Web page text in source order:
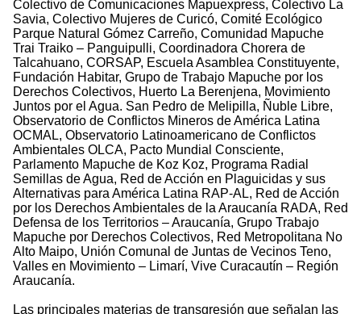
Colectivo de Comunicaciones Mapuexpress, Colectivo La
Savia, Colectivo Mujeres de Curicó, Comité Ecológico
Parque Natural Gómez Carreño, Comunidad Mapuche
Trai Traiko – Panguipulli, Coordinadora Chorera de
Talcahuano, CORSAP, Escuela Asamblea Constituyente,
Fundación Habitar, Grupo de Trabajo Mapuche por los
Derechos Colectivos, Huerto La Berenjena, Movimiento
Juntos por el Agua. San Pedro de Melipilla, Ñuble Libre,
Observatorio de Conflictos Mineros de América Latina
OCMAL, Observatorio Latinoamericano de Conflictos
Ambientales OLCA, Pacto Mundial Consciente,
Parlamento Mapuche de Koz Koz, Programa Radial
Semillas de Agua, Red de Acción en Plaguicidas y sus
Alternativas para América Latina RAP-AL, Red de Acción
por los Derechos Ambientales de la Araucanía RADA, Red
Defensa de los Territorios – Araucanía, Grupo Trabajo
Mapuche por Derechos Colectivos, Red Metropolitana No
Alto Maipo, Unión Comunal de Juntas de Vecinos Teno,
Valles en Movimiento – Limarí, Vive Curacautín – Región
Araucanía.
Las principales materias de transgresión que señalan las